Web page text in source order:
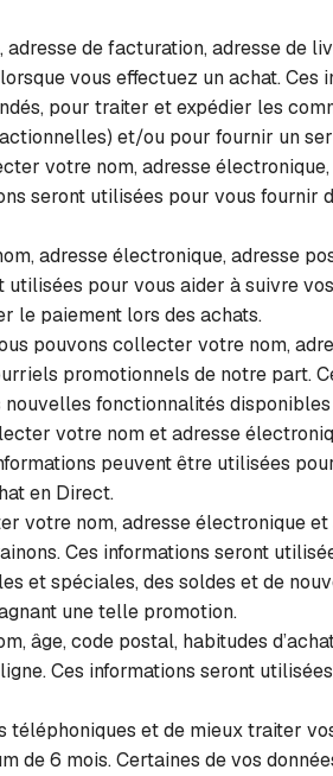
de facturation, adresse de
vous effectuez un achat.
pour traiter et expédier les
et/ou pour fournir un
votre nom, adresse
seront utilisées pour vous
adresse électronique, adresse
pour vous aider à suivre
le paiement lors des achats.
pouvons collecter votre nom,
promotionnels de notre part.
fonctionnalités
votre nom et adresse
peuvent être utilisées
en Direct.
votre nom, adresse électronique
Ces informations seront
et spéciales, des soldes et de
une telle promotion.
âge, code postal, habitudes
Ces informations seront
téléphoniques et de mieux traiter
de 6 mois. Certaines de vos